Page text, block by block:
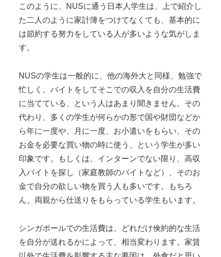
このように、NUSに通う日本人学生は、上で紹介し
た二人のように家計簿をつけてなくても、基本的に
は節約する努力をしている人が多いような気がしま
す。
NUSの学生は一般的に、他の海外大と同様、勉強で
忙しく、バイトをしてそこでの収入を自分の生活費
に当てている、という人はあまり聞きません。その
代わり、多くの学生が何らかの形で国や財団などか
ら年に一度や、月に一度、お小遣いをもらい、その
お金を必要な買い物の時に使う、という学生が多い
印象です。もしくは、インターンでない限り、高収
入バイトを探し（家庭教師のバイトなど）、そのお
金で自分の欲しい物を買う人も多いです。もちろ
ん、両親から仕送りをもらっている学生もいます。
シンガポールでの生活費は、どれだけ倹約的な生活
を自分が送れるかによって、相当変わります。家賃